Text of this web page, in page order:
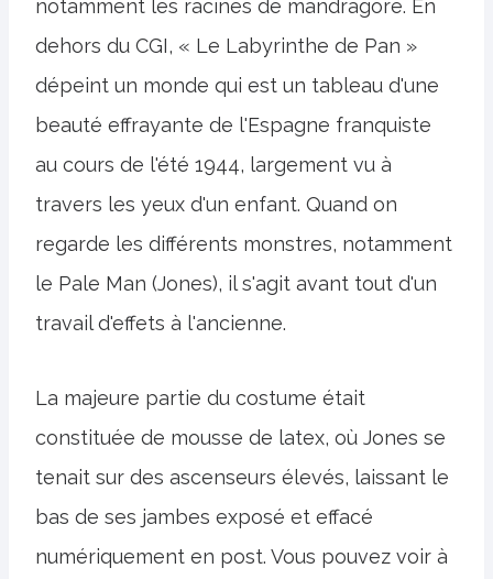
notamment les racines de mandragore. En
dehors du CGI, « Le Labyrinthe de Pan »
dépeint un monde qui est un tableau d'une
beauté effrayante de l'Espagne franquiste
au cours de l'été 1944, largement vu à
travers les yeux d'un enfant. Quand on
regarde les différents monstres, notamment
le Pale Man (Jones), il s'agit avant tout d'un
travail d'effets à l'ancienne.
La majeure partie du costume était
constituée de mousse de latex, où Jones se
tenait sur des ascenseurs élevés, laissant le
bas de ses jambes exposé et effacé
numériquement en post. Vous pouvez voir à